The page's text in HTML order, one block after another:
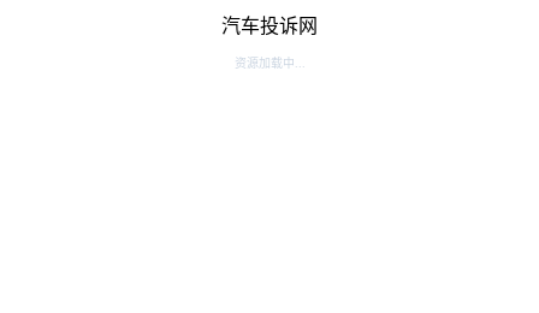
汽车投诉网
资源加载中...